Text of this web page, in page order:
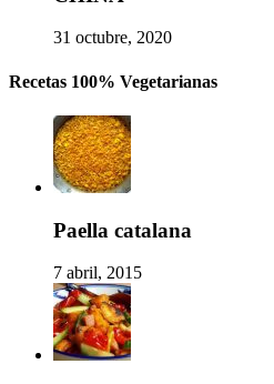
31 octubre, 2020
Recetas 100% Vegetarianas
Paella catalana
7 abril, 2015